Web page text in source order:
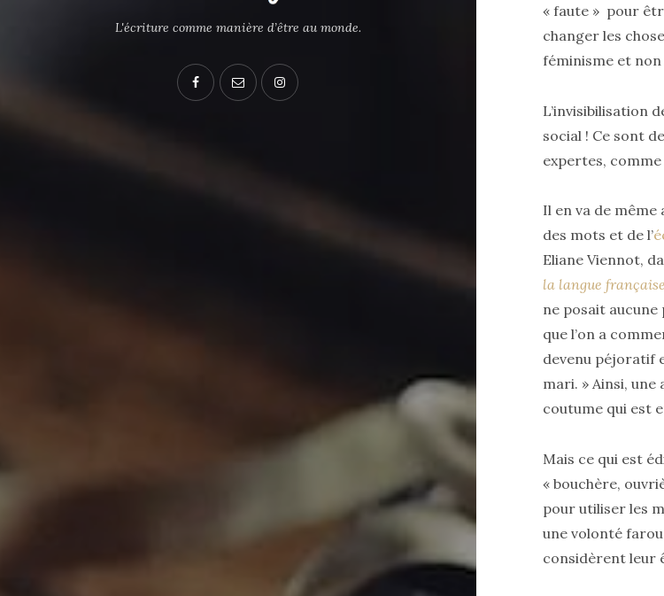
L'écriture comme manière d’être au monde.
« faute » pour
changer les
féminisme et
L’invisibilisation
social ! Ce sont
expertes,
Il en va de
des mots et de l’
Eliane Viennot,
la langue
ne posait aucune
que l’on a
devenu péjoratif
mari. » Ainsi, une
coutume qui est
Mais ce qui est
« bouchère,
pour utiliser les
une volonté
considèrent leur